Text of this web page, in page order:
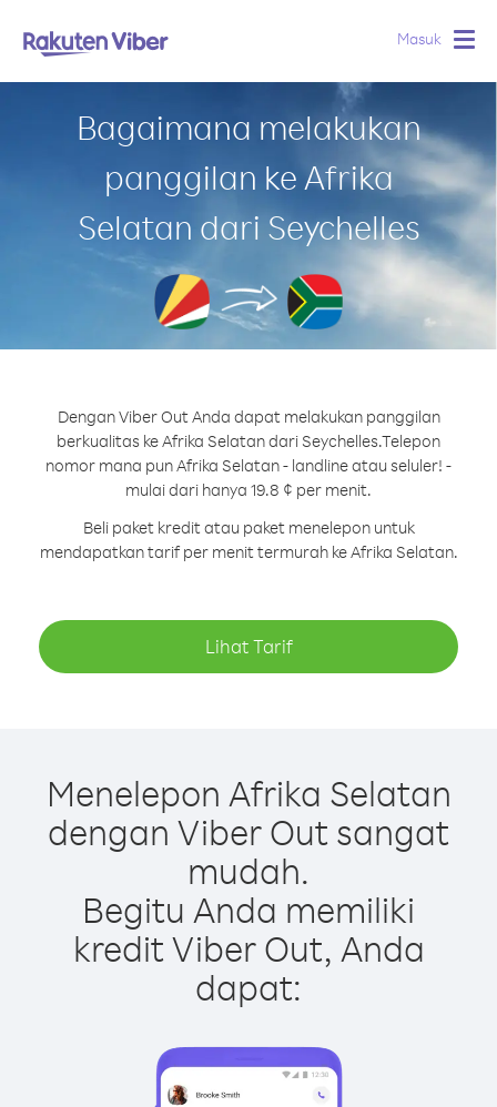
Masuk
Bagaimana melakukan
panggilan ke Afrika
Selatan dari Seychelles
Dengan Viber Out Anda dapat melakukan panggilan
berkualitas ke Afrika Selatan dari Seychelles.Telepon
nomor mana pun Afrika Selatan - landline atau seluler! -
mulai dari hanya 19.8 ¢ per menit.
Beli paket kredit atau paket menelepon untuk
mendapatkan tarif per menit termurah ke Afrika Selatan.
Lihat Tarif
Menelepon Afrika Selatan
dengan Viber Out sangat
mudah.
Begitu Anda memiliki
kredit Viber Out, Anda
dapat: